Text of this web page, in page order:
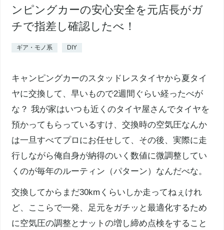
ンピングカーの安心安全を元店長がガ
チで指差し確認したべ！
ギア・モノ系 DIY
キャンピングカーのスタッドレスタイヤから夏タイ
ヤに交換して、早いもので2週間ぐらい経ったべが
な？ 我が家はいつも近くのタイヤ屋さんでタイヤを
預かってもらっているすけ、交換時の空気圧なんか
は一旦すべてプロにお任せして、その後、実際に走
行しながら俺自身が納得のいく数値に微調整してい
くのが毎年のルーティン（パターン）なんだべな。
交換してからまだ30kmくらいしか走ってねぇけれ
ど、ここらで一発、足元をガチッと最適化するため
に空気圧の調整とナットの増し締め点検をすること